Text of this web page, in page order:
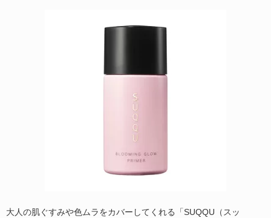
大人の肌ぐすみや色ムラをカバーしてくれる「SUQQU（スッ